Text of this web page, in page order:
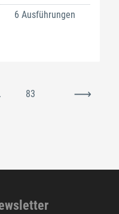
6 Ausführungen
83